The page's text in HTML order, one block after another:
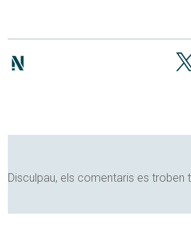
Disculpau, els comentaris es troben